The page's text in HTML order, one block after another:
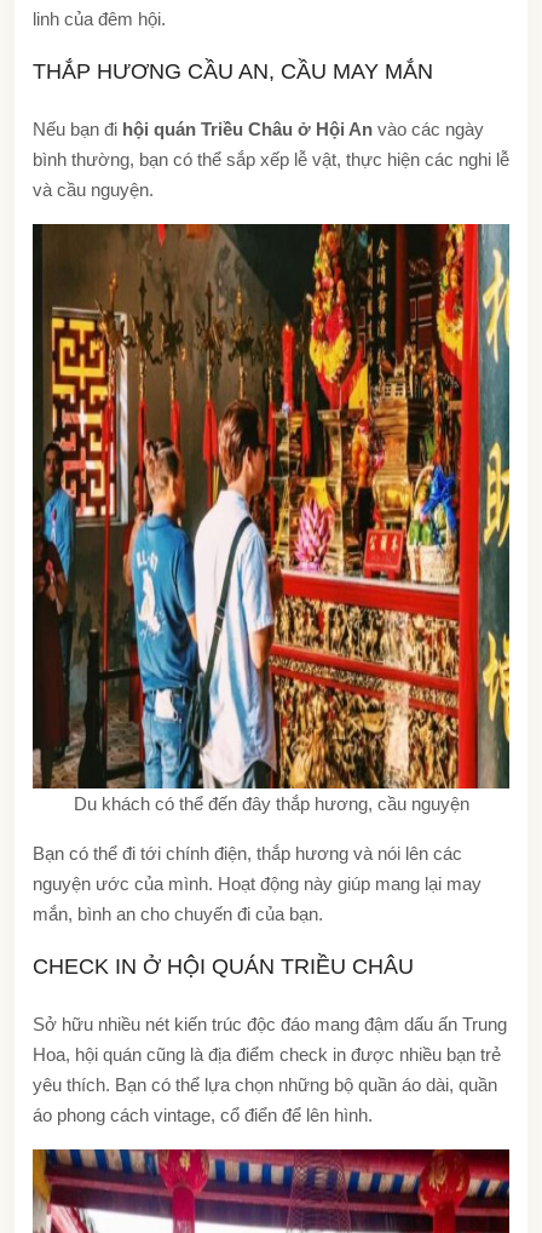
linh của đêm hội.
THẮP HƯƠNG CẦU AN, CẦU MAY MẮN
Nếu bạn đi hội quán Triều Châu ở Hội An vào các ngày
bình thường, bạn có thể sắp xếp lễ vật, thực hiện các nghi lễ
và cầu nguyện.
Du khách có thể đến đây thắp hương, cầu nguyện
Bạn có thể đi tới chính điện, thắp hương và nói lên các
nguyện ước của mình. Hoạt động này giúp mang lại may
mắn, bình an cho chuyến đi của bạn.
CHECK IN Ở HỘI QUÁN TRIỀU CHÂU
Sở hữu nhiều nét kiến trúc độc đáo mang đậm dấu ấn Trung
Hoa, hội quán cũng là địa điểm check in được nhiều bạn trẻ
yêu thích. Bạn có thể lựa chọn những bộ quần áo dài, quần
áo phong cách vintage, cổ điển để lên hình.